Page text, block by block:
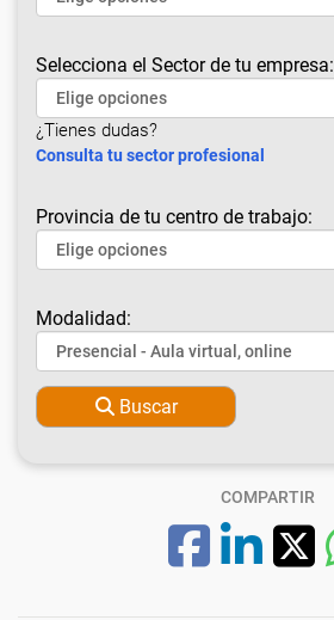
Selecciona el Sector de tu empresa:
¿Tienes dudas?
Consulta tu sector profesional
Provincia de tu centro de trabajo:
Modalidad:
Buscar
COMPARTIR